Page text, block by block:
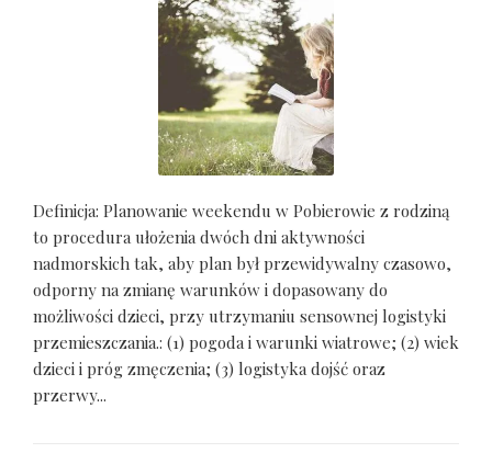
Definicja: Planowanie weekendu w Pobierowie z rodziną
to procedura ułożenia dwóch dni aktywności
nadmorskich tak, aby plan był przewidywalny czasowo,
odporny na zmianę warunków i dopasowany do
możliwości dzieci, przy utrzymaniu sensownej logistyki
przemieszczania.: (1) pogoda i warunki wiatrowe; (2) wiek
dzieci i próg zmęczenia; (3) logistyka dojść oraz
przerwy...